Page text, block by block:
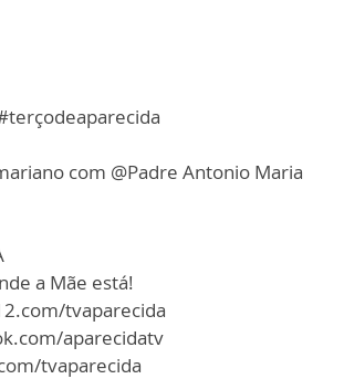
com @Padre Antonio Maria
a Mãe está!
tvaparecida
aparecidatv
tvaparecida